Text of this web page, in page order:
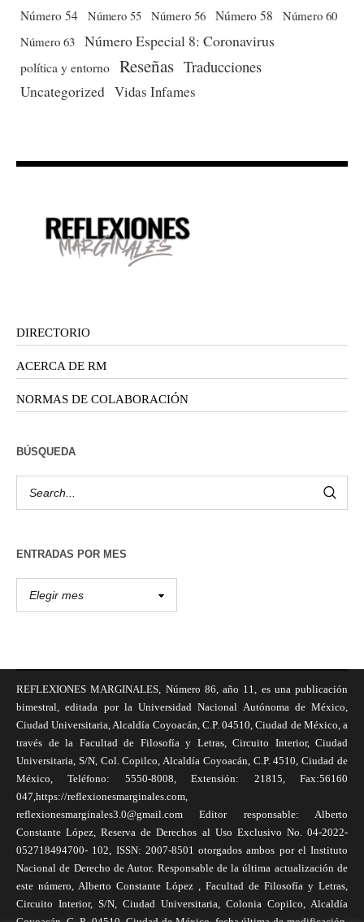
Número 54 Número 55 Número 56 Número 58
Número 60
Número 63 Número Especial 8: Coronavirus
política y entorno Reseñas Traducciones
Uncategorized Vidas Infames
DIRECTORIO
ACERCA DE RM
NORMAS DE COLABORACIÓN
BÚSQUEDA
ENTRADAS POR MES
REFLEXIONES MARGINALES, Número 86, año 11, es una publicación
bimestral, editada por la Universidad Nacional Autónoma de México,
Ciudad Universitaria, Alcaldía Coyoacán, C.P. 04510, Ciudad de México, a
través de la Facultad de Filosofía y Letras, Circuito Interior, Ciudad
Universitaria, S/N, Col. Copilco, Alcaldía Coyoacán, C.P. 4510, Ciudad de
México, Teléfono: 5550-8008, Extensión: 21815, Fax:56160
047,https://reflexionesmarginales.com,
reflexionesmarginales3.0@gmail.com Editor responsable: Alberto
Constante López, Reserva de Derechos al Uso Exclusivo No. 04-2022-
052718494700- 102, ISSN: 2007-8501 otorgados ambos por el Instituto
Nacional de Derecho de Autor. Responsable de la última actualización de
este número, Alberto Constante López , Facultad de Filosofía y Letras,
Circuito Interior, S/N, Ciudad Universitaria, Colonia Copilco, Alcaldía